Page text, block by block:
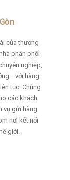
của thương
phân phối
nghiệp,
với hàng
tục. Chúng
các khách
vụ gửi hàng
nơi kết nối
giới.